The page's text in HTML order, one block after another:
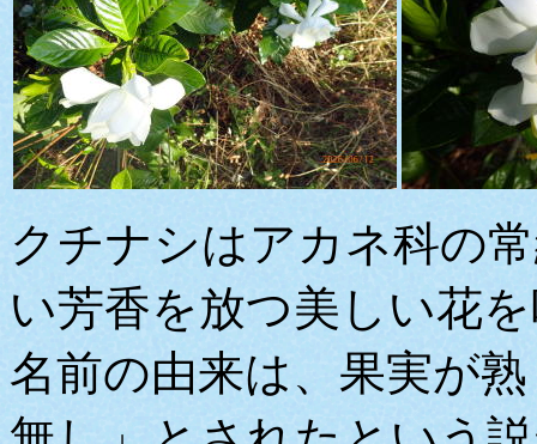
クチナシはアカネ科の
い芳香を放つ美しい花
名前の由来は、果実が